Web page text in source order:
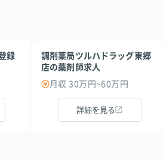
録
調剤薬局ツルハドラッグ東郷
店の薬剤師求人
月収 30万円~60万円
詳細を見る